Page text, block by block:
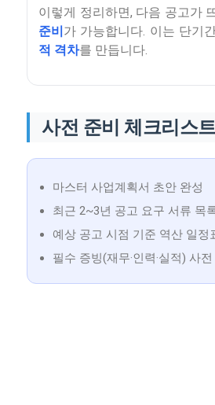
이렇게 정리하면, 다음 공고가
준비가 가능합니다. 이는 단기
적 격차를 만듭니다.
사전 준비 체크리스
마스터 사업계획서 초안 완성
최근 2~3년 공고 요구 서류 목
예상 공고 시점 기준 역산 일정
필수 증빙(재무·인력·실적) 사